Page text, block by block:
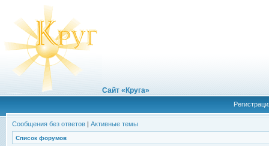
Сайт «Круга»
Сообщения без ответов | Активные темы
Список форумов